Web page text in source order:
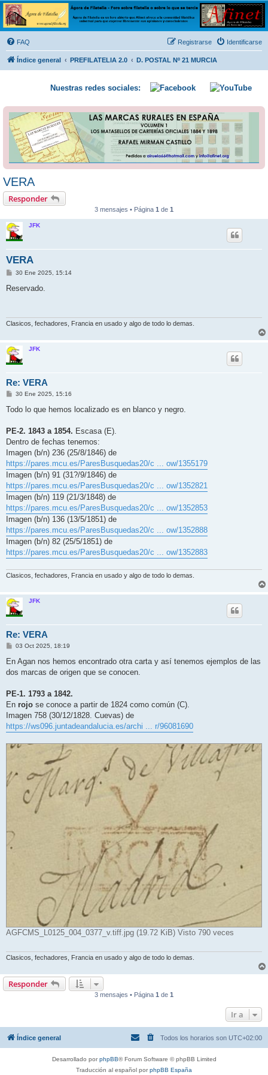
Ágora de Filatelia
Foro sobre filatelia o sobre lo que se tercie. Ágora de Filatelia es un foro abierto que Afinet
ofrece a la comunidad filatélica universal para que exprese libremente sus opiniones y
conocimientos
FAQ Identificarse
Registrarse
Índice general PREFILATELIA 2.0 D. POSTAL Nº 21 MURCIA
Nuestras redes sociales:
VERA
Responder
3 mensajes • Página 1 de 1
JFK
VERA
M
n
30 Ene 2025, 15:14
Reservado.
Clasicos, fechadores, Francia en usado y algo de todo lo demas.
JFK
Re: VERA
M
n
j
30 Ene 2025, 15:16
Todo lo que hemos localizado es en blanco y negro.
PE-2. 1843 a 1854. Escasa (E).
Dentro de fechas tenemos:
Imagen (b/n) 236 (25/8/1846) de
https://pares.mcu.es/ParesBusquedas20/c ... ow/1355179
Imagen (b/n) 91 (31?/9/1846) de
https://pares.mcu.es/ParesBusquedas20/c ... ow/1352821
Imagen (b/n) 119 (21/3/1848) de
https://pares.mcu.es/ParesBusquedas20/c ... ow/1352853
Imagen (b/n) 136 (13/5/1851) de
https://pares.mcu.es/ParesBusquedas20/c ... ow/1352888
Imagen (b/n) 82 (25/5/1851) de
https://pares.mcu.es/ParesBusquedas20/c ... ow/1352883
Clasicos, fechadores, Francia en usado y algo de todo lo demas.
JFK
Re: VERA
M
n
a
03 Oct 2025, 18:19
En Agan nos hemos encontrado otra carta y así tenemos ejemplos de las
dos marcas de origen que se conocen.
PE-1. 1793 a 1842.
En rojo se conoce a partir de 1824 como común (C).
Imagen 758 (30/12/1828. Cuevas) de
https://ws096.juntadeandalucia.es/archi ... r/96081690
AGFCMS_L0125_004_0377_v.tiff.jpg (19.72 KiB) Visto 790 veces
Clasicos, fechadores, Francia en usado y algo de todo lo demas.
Responder
3 mensajes • Página 1 de 1
Ir a
Índice general Todos los horarios son UTC+02:00
Desarrollado porphpBB® Forum Software © phpBB Limited
Traducción al español porphpBB España